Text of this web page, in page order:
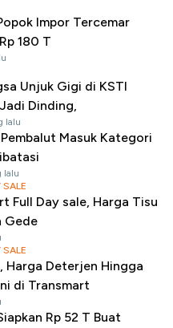
Impor Tercemar
180 T
Unjuk Gigi di KSTI
Dinding,
lalu
Masuk Kategori
lalu
SALE
Full Day sale, Harga Tisu
Gede
SALE
Harga Deterjen Hingga
di Transmart
Rp 52 T Buat